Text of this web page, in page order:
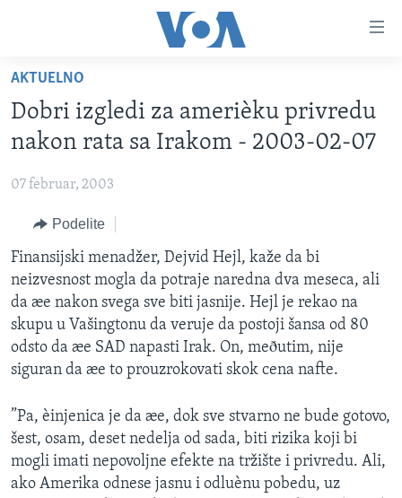
glavni
sadržaj
na
glavnu
pretragu
NASLOVNA
RUBRIKE
BALKAN
GLOBALNE TEME
EKONOMIJA
NAUKA I TEHNOLOGIJA
MEDICINA
KULTURA
SPORT
INTERVJU
OTVORENI STUDIO
IZ AMERIKE
PRATITE NAS
Jezici
AKTUELNO
Dobri izgledi za amerièku privredu
nakon rata sa Irakom - 2003-02-07
07 februar, 2003
Podelite
Finansijski menadžer, Dejvid Hejl, kaže da bi
neizvesnost mogla da potraje naredna dva meseca, ali
da æe nakon svega sve biti jasnije. Hejl je rekao na
skupu u Vašingtonu da veruje da postoji šansa od 80
odsto da æe SAD napasti Irak. On, meðutim, nije
siguran da æe to prouzrokovati skok cena nafte.
”Pa, èinjenica je da æe, dok sve stvarno ne bude gotovo,
šest, osam, deset nedelja od sada, biti rizika koji bi
mogli imati nepovoljne efekte na tržište i privredu. Ali,
ako Amerika odnese jasnu i odluènu pobedu, uz